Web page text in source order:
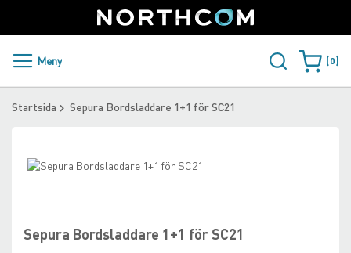
to
Content
Sweden
PRODUKTER OCH LÖSNINGAR
ÅTERFÖRSÄLJARE
Meny Varukorgen
0
Startsida Sepura Bordsladdare 1+1 för SC21
Sepura Bordsladdare 1+1 för SC21
Skip
of
the
beginning
of